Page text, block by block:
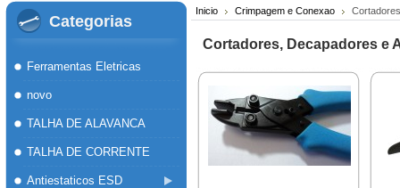
Categorias
Ferramentas Eletricas
novo
TALHA DE ALAVANCA
TALHA DE CORRENTE
Antiestaticos ESD
Inicio Crimpagem e Conexao
Cortadores, Decapadores e